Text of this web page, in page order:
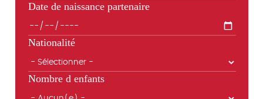
Date de naissance partenaire
Nationalité
Nombre d enfants